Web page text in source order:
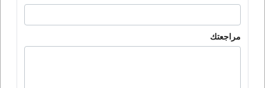
مراجعتك